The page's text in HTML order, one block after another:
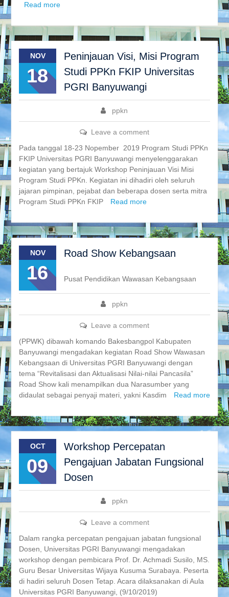
Read more
NOV
18
Peninjauan Visi, Misi Program
Studi PPKn FKIP Universitas
PGRI Banyuwangi
ppkn
Leave a comment
Pada tanggal 18-23 Nopember 2019 Program Studi PPKn
FKIP Universitas PGRI Banyuwangi menyelenggarakan
kegiatan yang bertajuk Workshop Peninjauan Visi Misi
Program Studi PPKn. Kegiatan ini dihadiri oleh seluruh
jajaran pimpinan, pejabat dan beberapa dosen serta mitra
Program Studi PPKn FKIP
Read more
NOV
16
Road Show Kebangsaan
ppkn
Leave a comment
Pusat Pendidikan Wawasan Kebangsaan
(PPWK) dibawah komando Bakesbangpol Kabupaten
Banyuwangi mengadakan kegiatan Road Show Wawasan
Kebangsaan di Universitas PGRI Banyuwangi dengan
tema “Revitalisasi dan Aktualisasi Nilai-nilai Pancasila”
Road Show kali menampilkan dua Narasumber yang
didaulat sebagai penyaji materi, yakni Kasdim
Read more
OCT
09
Workshop Percepatan
Pengajuan Jabatan Fungsional
Dosen
ppkn
Leave a comment
Dalam rangka percepatan pengajuan jabatan fungsional
Dosen, Universitas PGRI Banyuwangi mengadakan
workshop dengan pembicara Prof. Dr. Achmadi Susilo, MS.
Guru Besar Universitas Wijaya Kusuma Surabaya. Peserta
di hadiri seluruh Dosen Tetap. Acara dilaksanakan di Aula
Universitas PGRI Banyuwangi, (9/10/2019)